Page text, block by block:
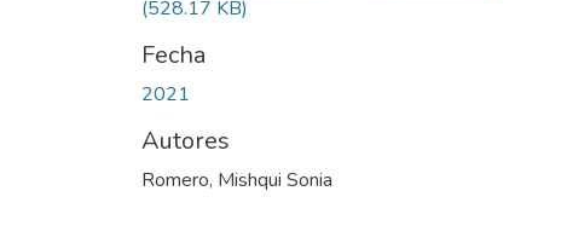
(528.17 KB)
Fecha
2021
Autores
Romero, Mishqui Sonia